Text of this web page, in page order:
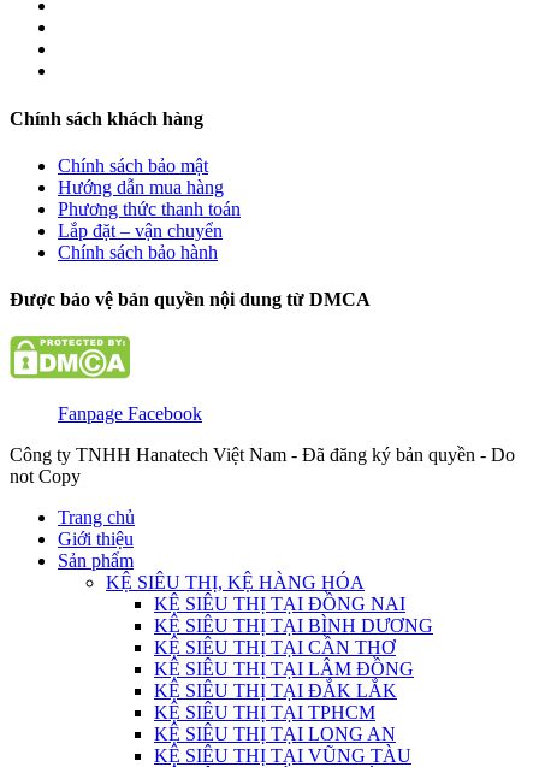
Chính sách khách hàng
Chính sách bảo mật
Hướng dẫn mua hàng
Phương thức thanh toán
Lắp đặt – vận chuyển
Chính sách bảo hành
Được bảo vệ bản quyền nội dung từ DMCA
Fanpage Facebook
Công ty TNHH Hanatech Việt Nam - Đã đăng ký bản quyền - Do
not Copy
Trang chủ
Giới thiệu
Sản phẩm
KỆ SIÊU THỊ, KỆ HÀNG HÓA
KỆ SIÊU THỊ TẠI ĐỒNG NAI
KỆ SIÊU THỊ TẠI BÌNH DƯƠNG
KỆ SIÊU THỊ TẠI CẦN THƠ
KỆ SIÊU THỊ TẠI LÂM ĐỒNG
KỆ SIÊU THỊ TẠI ĐẮK LẮK
KỆ SIÊU THỊ TẠI TPHCM
KỆ SIÊU THỊ TẠI LONG AN
KỆ SIÊU THỊ TẠI VŨNG TÀU